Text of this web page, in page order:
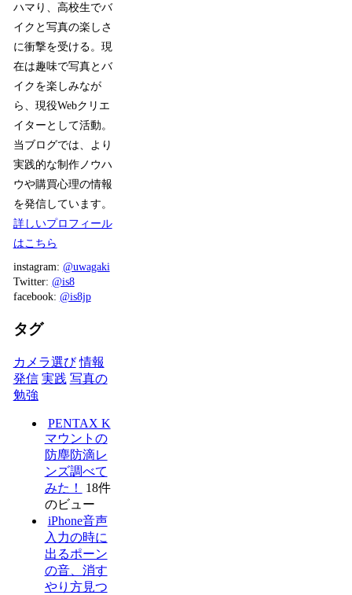
ハマり、高校生でバ
イクと写真の楽しさ
に衝撃を受ける。現
在は趣味で写真とバ
イクを楽しみなが
ら、現役Webクリエ
イターとして活動。
当ブログでは、より
実践的な制作ノウハ
ウや購買心理の情報
を発信しています。
詳しいプロフィール
はこちら
instagram: @uwagaki
Twitter: @is8
facebook: @is8jp
タグ
カメラ選び 情報
発信 実践 写真の
勉強
PENTAX K
マウントの
防塵防滴レ
ンズ調べて
みた！
18件
のビュー
iPhone音声
入力の時に
出るポーン
の音、消す
やり方見つ